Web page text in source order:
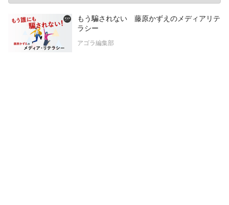
もう騙されない 藤原かずえのメディアリテ
ラシー
アゴラ編集部